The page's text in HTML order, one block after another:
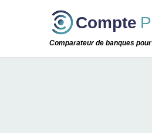
Compte
Comparateur de banques